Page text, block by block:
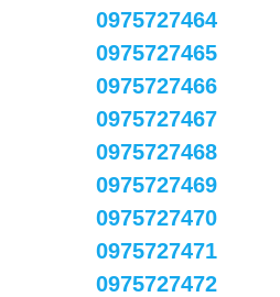
0975727464
0975727465
0975727466
0975727467
0975727468
0975727469
0975727470
0975727471
0975727472